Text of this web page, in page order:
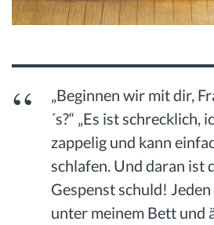
„Beginnen wir mit dir,
´s?“ „Es ist schrecklich,
zappelig und kann
schlafen. Und daran ist
Gespenst schuld!
unter meinem Bett und